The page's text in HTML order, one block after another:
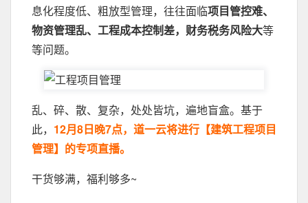
息化程度低、粗放型管理，往往面临项目管控难、
物资管理乱、工程成本控制差，财务税务风险大等
等问题。
乱、碎、散、复杂，处处皆坑，遍地盲盒。基于
此， 12月8日晚7点，道一云将进行【建筑工程项目
管理】的专项直播。
干货够满，福利够多~